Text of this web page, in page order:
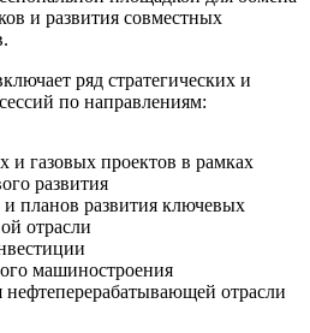
и развития совместных
ряд стратегических и
по направлениям:
и газовых проектов в рамках
развития
и планов развития ключевых
отрасли
машиностроения
отрасли